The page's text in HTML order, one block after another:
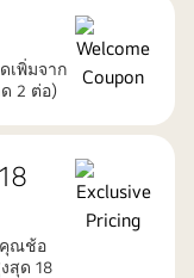
เพิ่มจาก
ด 2 ต่อ)
คุณช้อ
สุด 18